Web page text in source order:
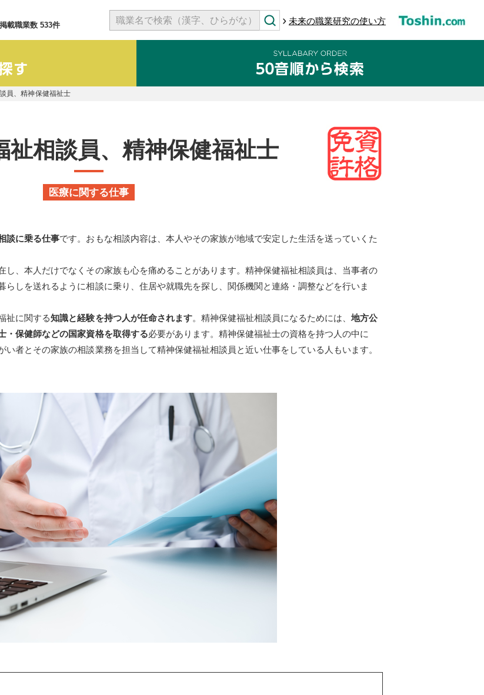
載職業数 533件 未来の職業研究の使い方
員、精神保健福祉士
祉相談員、精神保健福祉士
医療に関する仕事
談に乗る仕事です。おもな相談内容は、本人やその家族が地域で安定した生活を送っていくた
、本人だけでなくその家族も心を痛めることがあります。精神保健福祉相談員は、当事者の
しを送れるように相談に乗り、住居や就職先を探し、関係機関と連絡・調整などを行いま
祉に関する知識と経験を持つ人が任命されます。精神保健福祉相談員になるためには、 地方公
・保健師などの国家資格を取得する必要があります。精神保健福祉士の資格を持つ人の中に
者とその家族の相談業務を担当して精神保健福祉相談員と近い仕事をしている人もいます。